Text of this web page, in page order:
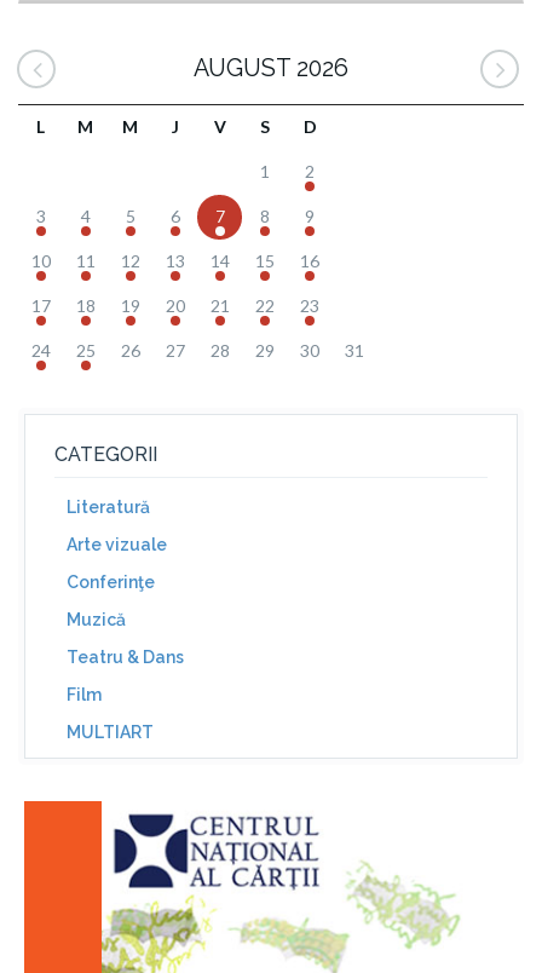
AUGUST 2026
L M M J V S D
1 2
3 4 5 6 7 8 9
10 11 12 13 14 15 16
17 18 19 20 21 22 23
24 25 26 27 28 29 30 31
CATEGORII
Literatură
Arte vizuale
Conferinţe
Muzică
Teatru & Dans
Film
MULTIART